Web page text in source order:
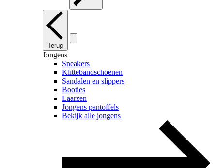
Terug
Jongens
Sneakers
Klittebandschoenen
Sandalen en slippers
Booties
Laarzen
Jongens pantoffels
Bekijk alle jongens